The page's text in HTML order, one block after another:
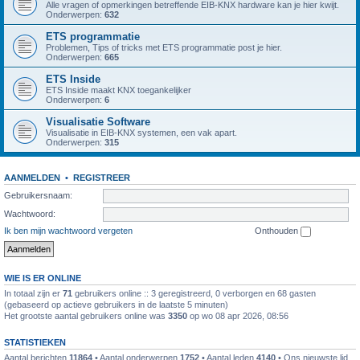
Alle vragen of opmerkingen betreffende EIB-KNX hardware kan je hier kwijt.
Onderwerpen: 632
ETS programmatie
Problemen, Tips of tricks met ETS programmatie post je hier.
Onderwerpen: 665
ETS Inside
ETS Inside maakt KNX toegankelijker
Onderwerpen: 6
Visualisatie Software
Visualisatie in EIB-KNX systemen, een vak apart.
Onderwerpen: 315
AANMELDEN •
REGISTREER
Gebruikersnaam:
Wachtwoord:
Ik ben mijn wachtwoord vergeten
Onthouden
WIE IS ER ONLINE
In totaal zijn er 71 gebruikers online :: 3 geregistreerd, 0 verborgen en 68 gasten
(gebaseerd op actieve gebruikers in de laatste 5 minuten)
Het grootste aantal gebruikers online was 3350 op wo 08 apr 2026, 08:56
STATISTIEKEN
Aantal berichten 11864 • Aantal onderwerpen 1752 • Aantal leden 4140 • Ons nieuwste lid